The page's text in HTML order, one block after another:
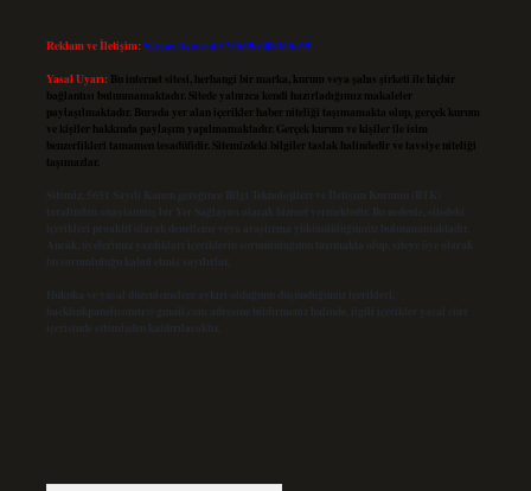
Reklam ve İletişim:Skype: live:.cid.575569c608265c69
Yasal Uyarı: Bu internet sitesi, herhangi bir marka, kurum veya şahıs şirketi ile hiçbir
bağlantısı bulunmamaktadır. Sitede yalnızca kendi hazırladığımız makaleler
paylaşılmaktadır. Burada yer alan içerikler haber niteliği taşımamakta olup, gerçek kurum
ve kişiler hakkında paylaşım yapılmamaktadır. Gerçek kurum ve kişiler ile isim
benzerlikleri tamamen tesadüfidir. Sitemizdeki bilgiler taslak halindedir ve tavsiye niteliği
taşımazlar.
Sitemiz, 5651 Sayılı Kanun gereğince Bilgi Teknolojileri ve İletişim Kurumu (BTK)
tarafından onaylanmış bir Yer Sağlayıcı olarak hizmet vermektedir. Bu nedenle, sitedeki
içerikleri proaktif olarak denetleme veya araştırma yükümlülüğümüz bulunmamaktadır.
Ancak, üyelerimiz yazdıkları içeriklerin sorumluluğunu taşımakta olup, siteye üye olarak
bu sorumluluğu kabul etmiş sayılırlar.
Hukuka ve yasal düzenlemelere aykırı olduğunu düşündüğünüz içerikleri,
backlinkpanelicomtr@gmail.com adresine bildirmeniz halinde, ilgili içerikler yasal süre
içerisinde sitemizden kaldırılacaktır.